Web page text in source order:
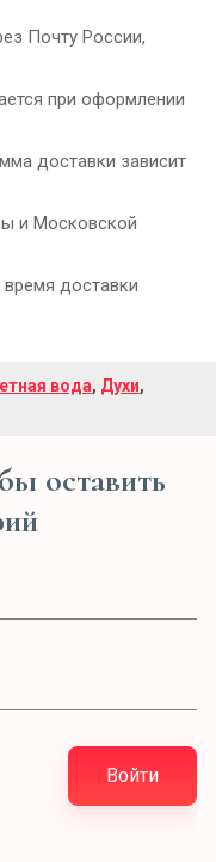
Почту России,
при оформлении
доставки зависит
и Московской
время доставки
вода, Духи,
оставить
Войти